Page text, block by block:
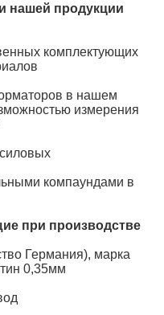
нашей продукции
комплектующих
в нашем
измерения
компаундами в
при производстве
Германия), марка
0,35мм